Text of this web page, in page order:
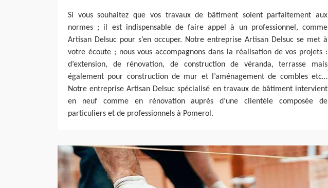
Si vous souhaitez que vos travaux de bâtiment soient parfaitement aux
normes ; il est indispensable de faire appel à un professionnel, comme
Artisan Delsuc pour s’en occuper. Notre entreprise Artisan Delsuc se met à
votre écoute ; nous vous accompagnons dans la réalisation de vos projets :
d’extension, de rénovation, de construction de véranda, terrasse mais
également pour construction de mur et l’aménagement de combles etc…
Notre entreprise Artisan Delsuc spécialisé en travaux de bâtiment intervient
en neuf comme en rénovation auprès d’une clientèle composée de
particuliers et de professionnels à Pomerol.